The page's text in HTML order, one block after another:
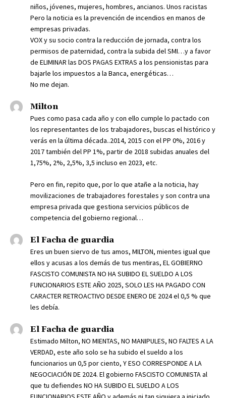
niños, jóvenes, mujeres, hombres, ancianos. Unos racistas
Pero la noticia es la prevención de incendios en manos de
empresas privadas.
VOX y su socio contra la reducción de jornada, contra los
permisos de paternidad, contra la subida del SMI…y a favor
de ELIMINAR las DOS PAGAS EXTRAS a los pensionistas para
bajarle los impuestos a la Banca, energéticas…
No me dejan.
Milton
Pues como pasa cada año y con ello cumple lo pactado con
los representantes de los trabajadores, buscas el histórico y
verás en la última década..2014, 2015 con el PP 0%, 2016 y
2017 también del PP 1%, partir de 2018 subidas anuales del
1,75%, 2%, 2,5%, 3,5 incluso en 2023, etc.
Pero en fin, repito que, por lo que atañe a la noticia, hay
movilizaciones de trabajadores forestales y son contra una
empresa privada que gestiona servicios públicos de
competencia del gobierno regional…
El Facha de guardia
Eres un buen siervo de tus amos, MILTON, mientes igual que
ellos y acusas a los demás de tus mentiras, EL GOBIERNO
FASCISTO COMUNISTA NO HA SUBIDO EL SUELDO A LOS
FUNCIONARIOS ESTE AÑO 2025, SOLO LES HA PAGADO CON
CARACTER RETROACTIVO DESDE ENERO DE 2024 el 0,5 % que
les debía.
El Facha de guardia
Estimado Milton, NO MIENTAS, NO MANIPULES, NO FALTES A LA
VERDAD, este año solo se ha subido el sueldo a los
funcionarios un 0,5 por ciento, Y ESO CORRESPONDE A LA
NEGOCIACIÓN DE 2024. El gobierno FASCISTO COMUNISTA al
que tu defiendes NO HA SUBIDO EL SUELDO A LOS